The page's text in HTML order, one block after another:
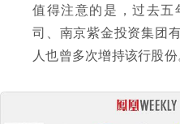
值得注意的是，过去五
司、南京紫金投资集团
人也曾多次增持该行股份